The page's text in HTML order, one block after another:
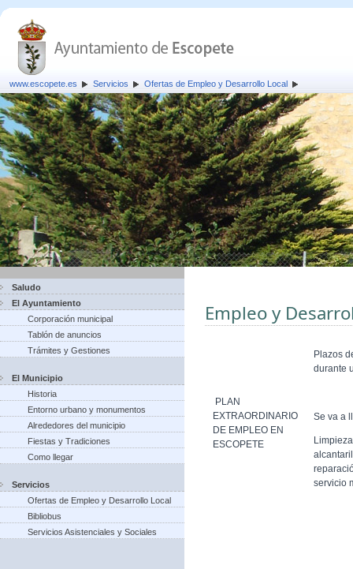
www.escopete.es Servicios Ofertas de Empleo y Desarrollo Local
Saludo
El Ayuntamiento
Corporación municipal
Tablón de anuncios
Trámites y Gestiones
El Municipio
Historia
Entorno urbano y monumentos
Alrededores del municipio
Fiestas y Tradiciones
Como llegar
Servicios
Ofertas de Empleo y Desarrollo Local
Bibliobus
Servicios Asistenciales y Sociales
Empleo y
PLAN
EXTRAORDINARIO
DE EMPLEO EN
ESCOPETE
Plazos
durante
Se va a
servicio